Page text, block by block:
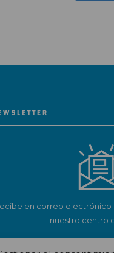
en correo electrónico
nuestro centro